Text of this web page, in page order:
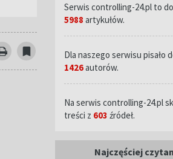
Serwis controlling-24.pl to
5988 artykułów.
Dla naszego serwisu pisało
1426autorów.
Na serwis controlling-24.pl
treści z 603 źródeł.
Najczęściej